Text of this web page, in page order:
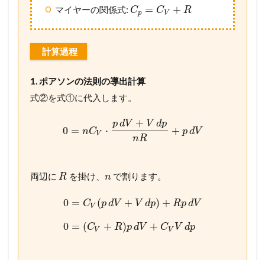
マイヤーの関係式: Cp = CV + R
計算過程
1. ポアソンの法則の導出計算
式②を式①に代入します。
0 = nCV ⋅
pdV + V dp
nR
+ pdV
両辺に R を掛け、 nで割ります。
0
0
= CV (p dV + V dp) + RpdV
= (CV + R)p dV + CV V dp